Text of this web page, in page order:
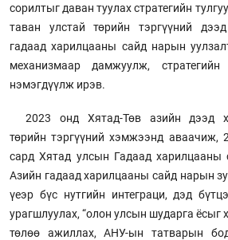
сорилтыг даван туулах стратегийн
таван улстай төрийн тэргүүний
гадаад харилцааны сайд нарын
механизмаар дамжуулж, стратегийн
нэмэгдүүлж ирэв.
2023 онд Хятад-Төв азийн дээд
төрийн тэргүүний хэмжээнд аваачиж,
сард Хятад улсын Гадаад
Азийн гадаад харилцааны сайд нарын
үеэр бүс нутгийн интеграци, дэд
урагшлуулах, “олон улсын шударга ёсыг
төлөө ажиллах, АНУ-ын татварын